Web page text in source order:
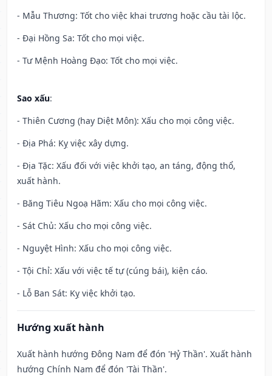
- Mẫu Thương: Tốt cho việc khai trương hoặc cầu tài lộc.
- Đại Hồng Sa: Tốt cho mọi việc.
- Tư Mệnh Hoàng Đạo: Tốt cho mọi việc.
Sao xấu:
- Thiên Cương (hay Diệt Môn): Xấu cho mọi công việc.
- Địa Phá: Kỵ việc xây dựng.
- Địa Tặc: Xấu đối với việc khởi tạo, an táng, động thổ,
xuất hành.
- Băng Tiêu Ngoạ Hãm: Xấu cho mọi công việc.
- Sát Chủ: Xấu cho mọi công việc.
- Nguyệt Hình: Xấu cho mọi công việc.
- Tội Chỉ: Xấu với việc tế tự (cúng bái), kiện cáo.
- Lỗ Ban Sát: Kỵ việc khởi tạo.
Hướng xuất hành
Xuất hành hướng Đông Nam để đón 'Hỷ Thần'. Xuất hành
hướng Chính Nam để đón 'Tài Thần'.